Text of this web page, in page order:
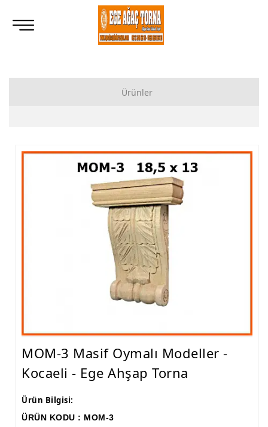
Ürünler
Tornalı Ahşap Ayak, Ahşap Topuz Ayak İmalatı, Modelleri
Ham Ahşap Göbekli Masa Ayak İmalatı, Modelleri
Ham Ahşap Yemek Masası İmalatı, Modelleri
Ham Ahşap Sandalye İmalatı, Modelleri
Ham Ahşap Zigon Sehpa İmalatı, Modelleri
Ham Ahşap Fiskos Sehpa İmalatı, Modelleri
Ham Ahşap Orta ve Yan Sehpa İmalatı, Modelleri
Ham Ahşap Tv Ünitesi (Plazma) İmalatı, Modelleri
Ham Ahşap Dresuar İmalatı, Modelleri
Ham Ahşap Konsol İmalatı, Modelleri
Ham Ahşap Saksılık Çiçeklik İmalatı, Modelleri
MOM-3 Masif Oymalı Modeller -
Kocaeli - Ege Ahşap Torna
Ürün Bilgisi:
ÜRÜN KODU : MOM-3